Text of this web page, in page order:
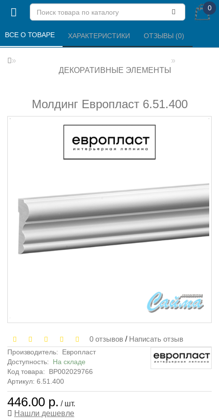
0
ДЕКОРАТИВНЫЕ ЭЛЕМЕНТЫ
Молдинг Европласт 6.51.400
ВСЕ О ТОВАРЕ ХАРАКТЕРИСТИКИ ОТЗЫВЫ (0)
0 отзывов / Написать отзыв
Производитель:
Европласт
Доступность: На складе
Код товара:
ВР002029766
Артикул: 6.51.400
446.00 р. / шт.
Нашли дешевле